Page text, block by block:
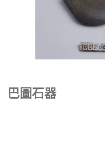
巴圖石器